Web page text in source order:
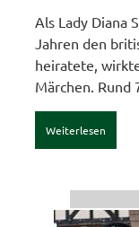
Als Lady Diana
Jahren den
heiratete,
Märchen.
Weiterlesen